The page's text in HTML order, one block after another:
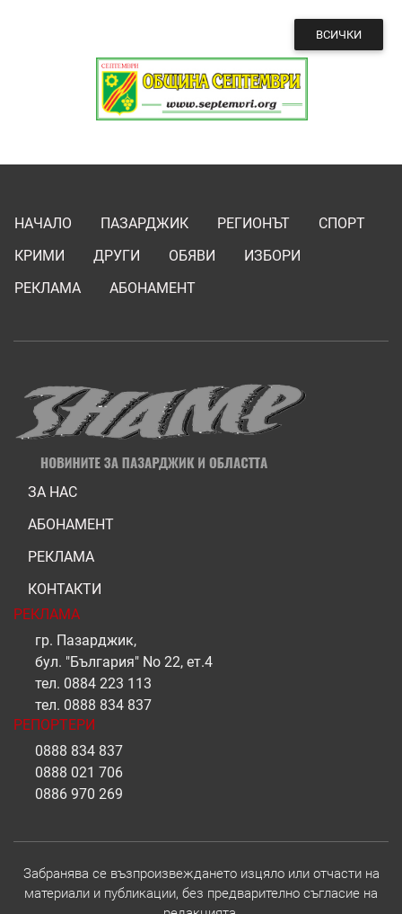
ВСИЧКИ
НАЧАЛО ПАЗАРДЖИК РЕГИОНЪТ
СПОРТ
КРИМИ
ДРУГИ ОБЯВИ
ИЗБОРИ
РЕКЛАМА
АБОНАМЕНТ
ЗА НАС
АБОНАМЕНТ
РЕКЛАМА
КОНТАКТИ
РЕКЛАМА
гр. Пазарджик,
бул. "България" No 22, ет.4
тел. 0884 223 113
тел. 0888 834 837
РЕПОРТЕРИ
0888 834 837
0888 021 706
0886 970 269
Забранява се възпроизвеждането изцяло или отчасти на
материали и публикации, без предварително съгласие на